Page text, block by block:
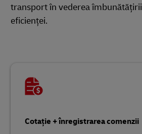
transport în vederea îmbunătățirii
eficienței.
Cotație + înregistrarea comenzii